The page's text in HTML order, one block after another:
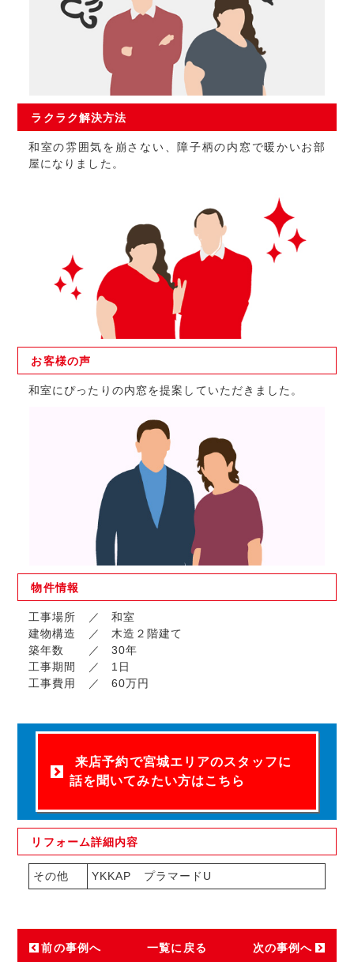
ラクラク解決方法
和室の雰囲気を崩さない、障子柄の内窓で暖かいお部
屋になりました。
お客様の声
和室にぴったりの内窓を提案していただきました。
物件情報
工事場所
和室
建物構造
木造２階建て
築年数
30年
工事期間
1日
工事費用
60万円
来店予約で宮城エリアのスタッフに
話を聞いてみたい方はこちら
リフォーム詳細内容
その他 YKKAP プラマードU
前の事例へ 一覧に戻る 次の事例へ